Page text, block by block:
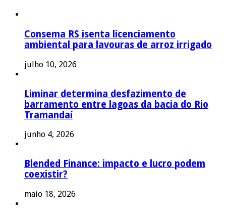
Consema RS isenta licenciamento
ambiental para lavouras de arroz irrigado
julho 10, 2026
Liminar determina desfazimento de
barramento entre lagoas da bacia do Rio
Tramandaí
junho 4, 2026
Blended Finance: impacto e lucro podem
coexistir?
maio 18, 2026